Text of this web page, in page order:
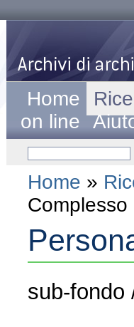
Home
on line
Home »
sub-fondo